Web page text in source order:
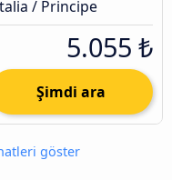
/ Principe
5.055 ₺
Şimdi ara
göster